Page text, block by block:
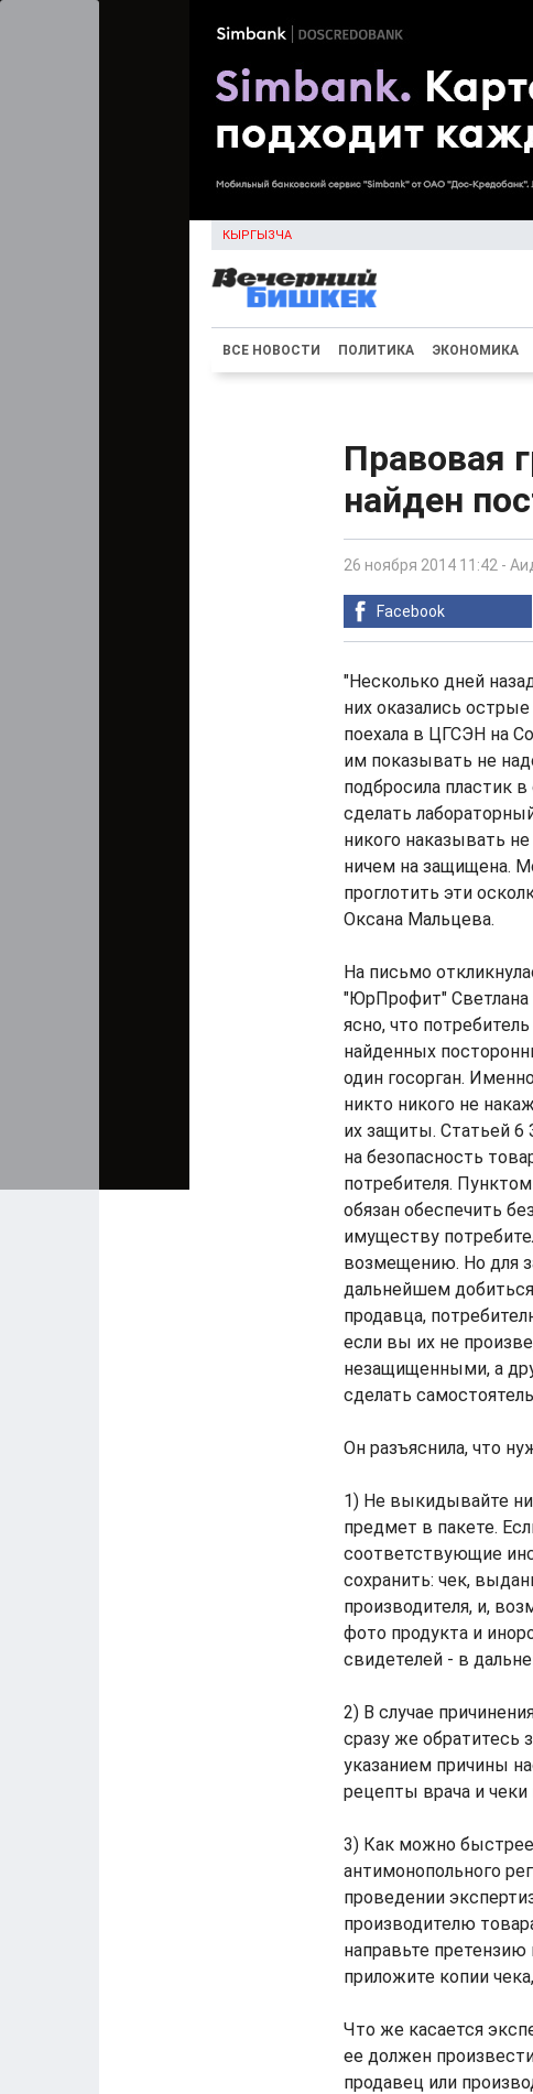
КЫРГЫЗЧА
ВСЕ НОВОСТИ ПОЛИТИКА ЭКОНОМИКА
Правовая
найден
26 ноября 2014 11:42 -
Facebook
"Несколько дней
них оказались
поехала в ЦГСЭН на
им показывать не
подбросила пластик
сделать
никого наказывать
ничем на защищена.
проглотить эти
Оксана Мальцева.
На письмо
"ЮрПрофит" Светлана
ясно, что
найденных
один госорган.
никто никого не
их защиты. Статьей 6
на безопасность
потребителя.
обязан обеспечить
имуществу
возмещению. Но для
дальнейшем
продавца,
если вы их не
незащищенными, а
сделать
Он разъяснила, что
1) Не выкидывайте
предмет в пакете.
соответствующие
сохранить: чек,
производителя, и,
фото продукта и
свидетелей - в
2) В случае
сразу же обратитесь
указанием причины
рецепты врача и
3) Как можно
антимонопольного
проведении
производителю
направьте
приложите копии
Что же касается
ее должен
продавец или